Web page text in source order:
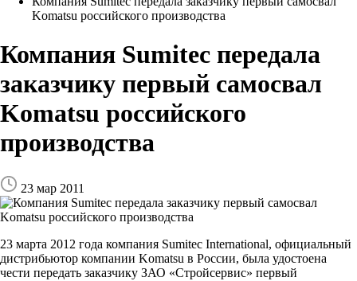
Komatsu российского производства
Компания Sumitec передала
заказчику первый самосвал
Komatsu российского
производства
23 мар 2011
23 марта 2012 года компания Sumitec International, официальный
дистрибьютор компании Komatsu в России, была удостоена
чести передать заказчику ЗАО «Стройсервис» первый